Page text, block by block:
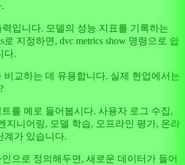
력입니다. 모델의 성능 지표를 기록하는
로 지정하면, dvc metrics show 명령으로 쉽
다.
비교하는 데 유용합니다. 실제 현업에서는
를 예로 들어봅시다. 사용자 로그 수집,
지니어링, 모델 학습, 오프라인 평가, 온라
계가 있습니다.
으로 정의해두면, 새로운 데이터가 들어